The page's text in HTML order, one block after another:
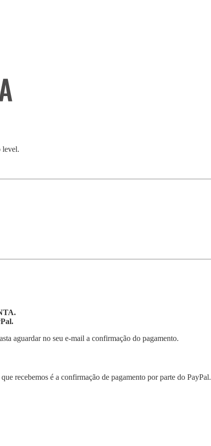
level.
aguardar no seu e-mail a confirmação do pagamento.
recebemos é a confirmação de pagamento por parte do PayPal.